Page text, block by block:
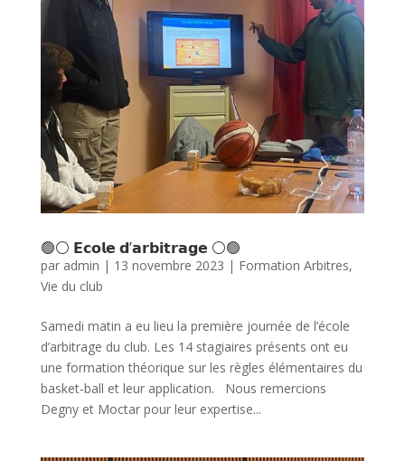
🟢⚪ 𝗘𝗰𝗼𝗹𝗲 𝗱’𝗮𝗿𝗯𝗶𝘁𝗿𝗮𝗴𝗲 ⚪🟢
par admin | 13 novembre 2023 | Formation Arbitres,
Vie du club
Samedi matin a eu lieu la première journée de l’école
d’arbitrage du club. Les 14 stagiaires présents ont eu
une formation théorique sur les règles élémentaires du
basket-ball et leur application. Nous remercions
Degny et Moctar pour leur expertise...